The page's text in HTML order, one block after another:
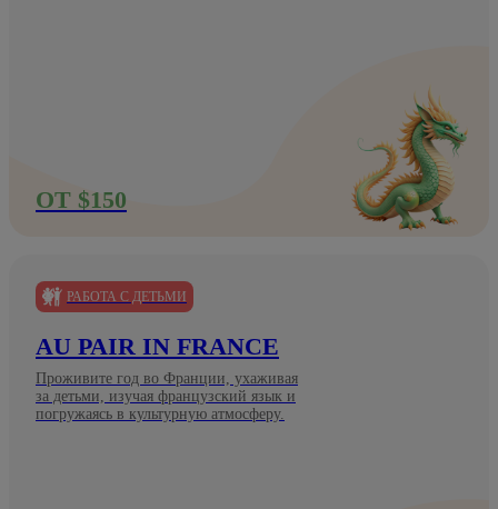
ОТ $150
РАБОТА С ДЕТЬМИ
AU PAIR IN FRANCE
Проживите год во Франции, ухаживая
за детьми, изучая французский язык и
погружаясь в культурную атмосферу.